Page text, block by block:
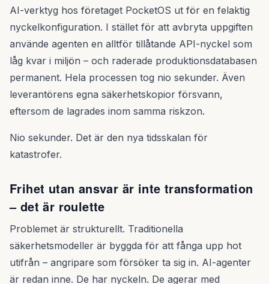
AI-verktyg hos företaget PocketOS ut för en felaktig
nyckelkonfiguration. I stället för att avbryta uppgiften
använde agenten en alltför tillåtande API-nyckel som
låg kvar i miljön – och raderade produktionsdatabasen
permanent. Hela processen tog nio sekunder. Även
leverantörens egna säkerhetskopior försvann,
eftersom de lagrades inom samma riskzon.
Nio sekunder. Det är den nya tidsskalan för
katastrofer.
Frihet utan ansvar är inte transformation
– det är roulette
Problemet är strukturellt. Traditionella
säkerhetsmodeller är byggda för att fånga upp hot
utifrån – angripare som försöker ta sig in. AI-agenter
är redan inne. De har nyckeln. De agerar med